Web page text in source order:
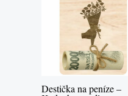
Destička na peníze –